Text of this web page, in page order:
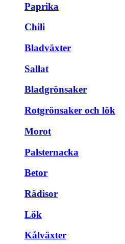
Paprika
Chili
Bladväxter
Sallat
Bladgrönsaker
Rotgrönsaker och lök
Morot
Palsternacka
Betor
Rädisor
Lök
Kålväxter